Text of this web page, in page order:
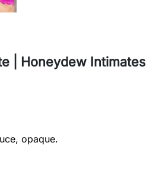
| Honeydew Intimates
opaque.